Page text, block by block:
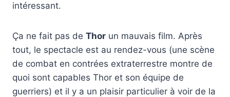
intéressant.
Ça ne fait pas de Thor un mauvais film. Après
tout, le spectacle est au rendez-vous (une scène
de combat en contrées extraterrestre montre de
quoi sont capables Thor et son équipe de
guerriers) et il y a un plaisir particulier à voir de la